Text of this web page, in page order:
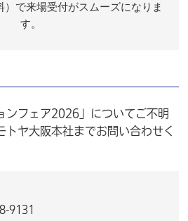
で来場受付がスムーズになりま
す。
ンフェア2026」についてご不明
トヤ大阪本社までお問い合わせく
9131